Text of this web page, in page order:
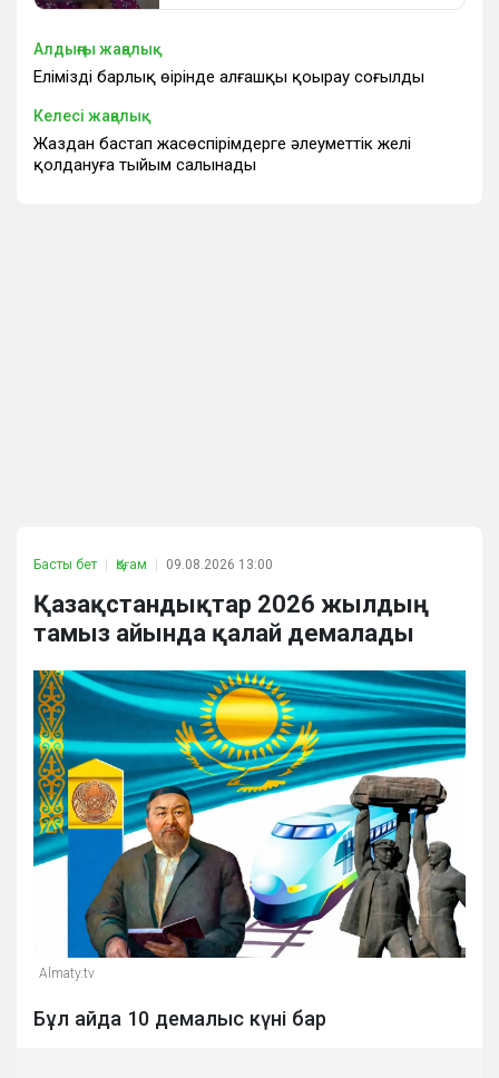
Алдыңғы жаңалық
Еліміздің барлық өңірінде алғашқы қоңырау соғылды
Келесі жаңалық
Жаздан бастап жасөспірімдерге әлеуметтік желі
қолдануға тыйым салынады
Басты бет Қоғам 09.08.2026 13:00
Қазақстандықтар 2026 жылдың
тамыз айында қалай демалады
Almaty.tv
Бұл айда 10 демалыс күні бар